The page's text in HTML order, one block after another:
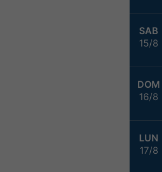
SAB
15/8
DOM
16/8
LUN
17/8